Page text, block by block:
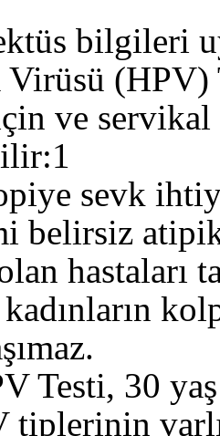
bilgileri
Virüsü (HPV)
ve
sevk
belirsiz
hastaları
kadınların
Testi, 30